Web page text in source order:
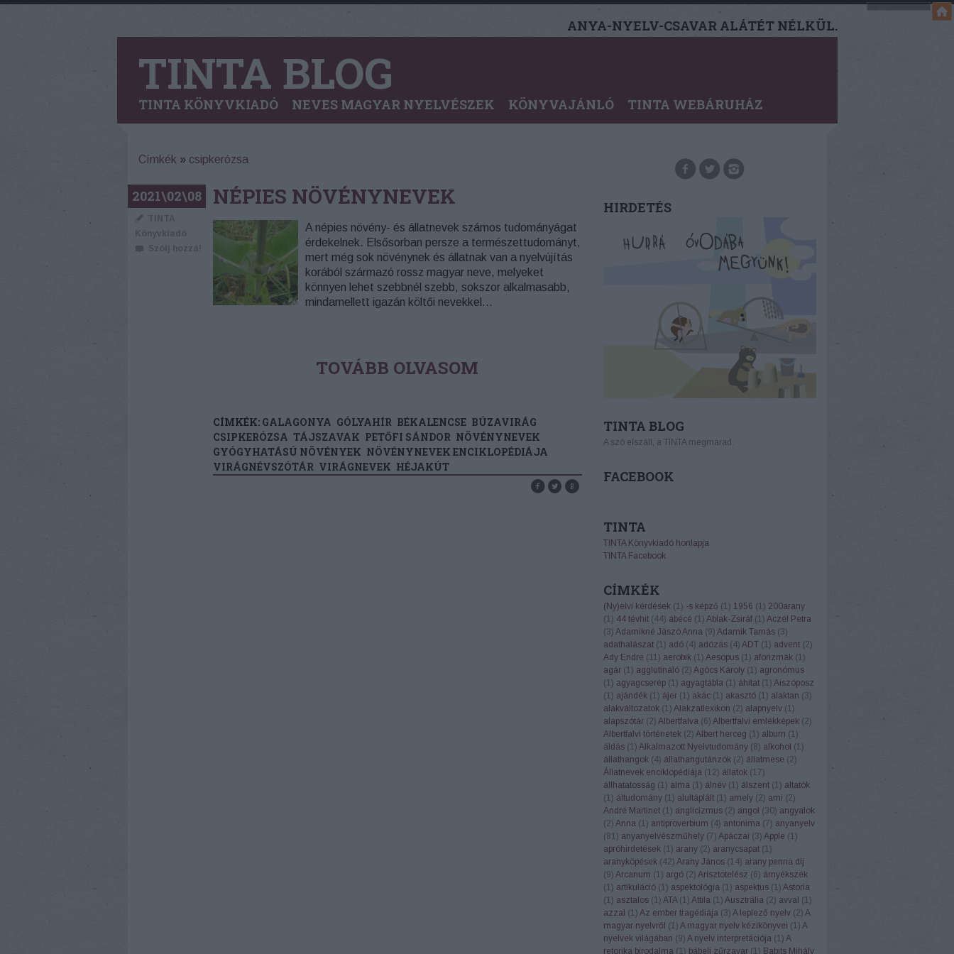
ANYA-NYELV-CSAVAR ALÁTÉT NÉLKÜL.
TINTA BLOG
TINTA KÖNYVKIADÓ NEVES MAGYAR NYELVÉSZEK KÖNYVAJÁNLÓ TINTA WEBÁRUHÁZ
Címkék » csipkerózsa
2021\02\08
TINTA
Könyvkiadó
Szólj hozzá!
NÉPIES NÖVÉNYNEVEK
A népies növény- és állatnevek számos tudományágat
érdekelnek. Elsősorban persze a természettudományt,
mert még sok növénynek és állatnak van a nyelvújítás
korából származó rossz magyar neve, melyeket
könnyen lehet szebbnél szebb, sokszor alkalmasabb,
mindamellett igazán költői nevekkel…
TOVÁBB OLVASOM
CÍMKÉK: GALAGONYA GÓLYAHÍR BÉKALENCSE BÚZAVIRÁG
CSIPKERÓZSA TÁJSZAVAK PETŐFI SÁNDOR NÖVÉNYNEVEK
GYÓGYHATÁSÚ NÖVÉNYEK NÖVÉNYNEVEK ENCIKLOPÉDIÁJA
VIRÁGNÉVSZÓTÁR VIRÁGNEVEK HÉJAKÚT
HIRDETÉS
TINTA BLOG
A szó elszáll, a TINTA megmarad.
FACEBOOK
TINTA
TINTA Könyvkiadó honlapja
TINTA Facebook
CÍMKÉK
(Ny)elvi kérdések (1 ) -s képző (1 ) 1956 (1 ) 200arany
(1 ) 44 tévhit (44) ábécé (1 ) Ablak-Zsiráf (1 ) Aczél Petra
(3) Adamikné Jászó Anna (9) Adamik Tamás (3)
adathalászat (1 ) adó (4) adózás (4) ADT (1 ) advent (2)
Ady Endre (11 ) aerobik (1 ) Aesopus (1 ) aforizmák (1 )
agár (1 ) agglutináló (2) Agócs Károly (1 ) agronómus
(1 ) agyagcserép (1 ) agyagtábla (1 ) áhítat (1 ) Aiszóposz
(1 ) ajándék (1 ) ájer (1 ) akác (1 ) akasztó (1 ) alaktan (3)
alakváltozatok (1 ) Alakzatlexikon (2) alapnyelv (1 )
alapszótár (2) Albertfalva (6) Albertfalvi emlékképek (2)
Albertfalvi történetek (2) Albert herceg (1 ) album (1 )
áldás (1 ) Alkalmazott Nyelvtudomány (8) alkohol (1 )
állathangok (4) állathangutánzók (2) állatmese (2)
Állatnevek enciklopédiája (12) állatok (17)
állhatatosság (1 ) alma (1 ) álnév (1 ) álszent (1 ) altatók
(1 ) áltudomány (1 ) alultáplált (1 ) amely (2) ami (2)
André Martinet (1 ) anglicizmus (2) angol (30) angyalok
(2) Anna (1 ) antiproverbium (4) antonima (7) anyanyelv
(81 ) anyanyelvészműhely (7) Apáczai (3) Apple (1 )
apróhirdetések (1 ) arany (2) aranycsapat (1 )
aranyköpések (42) Arany János (14) arany penna díj
(9) Arcanum (1 ) argó (2) Arisztotelész (6) árnyékszék
(1 ) artikuláció (1 ) aspektológia (1 ) aspektus (1 ) Astoria
(1 ) asztalos (1 ) ATA (1 ) Attila (1 ) Ausztrália (2) avval (1 )
azzal (1 ) Az ember tragédiája (3) A leplező nyelv (2) A
magyar nyelvről (1 ) A magyar nyelv kézikönyvei (1 ) A
nyelvek világában (9) A nyelv interpretációja (1 ) A
retorika birodalma (1 ) bábeli zűrzavar (1 ) Babits Mihály